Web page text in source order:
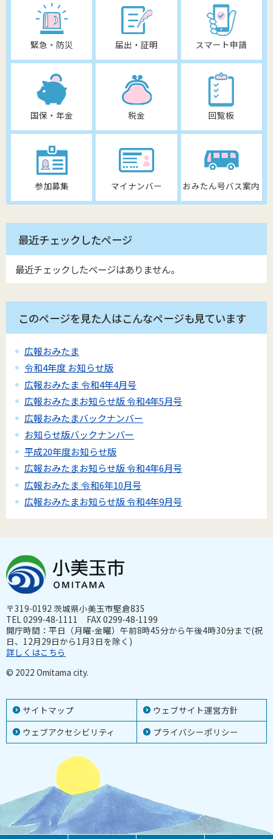
緊急・防災 届出・証明 スマート申請
国保・年金 税金 回覧板
参加募集 マイナンバー おみたん号バス案内
最近チェックしたページ
最近チェックしたページはありません。
このページを見た人はこんなページも見ています
広報おみたま
令和4年度 お知らせ版
広報おみたま 令和4年4月号
広報おみたまお知らせ版 令和4年5月号
広報おみたまバックナンバー
お知らせ版バックナンバー
平成20年度お知らせ版
広報おみたまお知らせ版 令和4年6月号
広報おみたま 令和6年10月号
広報おみたまお知らせ版 令和4年9月号
サイトマップ
ウェブサイト運営方針
ウェブアクセシビリティ
プライバシーポリシー
〒319-0192 茨城県小美玉市堅倉835
TEL 0299-48-1111 FAX 0299-48-1199
開庁時間：平日（月曜-金曜）午前8時45分から午後4時30分まで(祝
日、12月29日から1月3日を除く)
詳しくはこちら
© 2022 Omitama city.